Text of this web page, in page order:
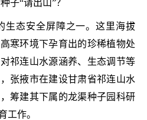
子“请出山”？
生态安全屏障之一。这里海拔
寒环境下孕育出的珍稀植物处
祁连山水源涵养、生态调节等
张掖市在建设甘肃省祁连山水
筹建其下属的龙渠种子园科研
工作。